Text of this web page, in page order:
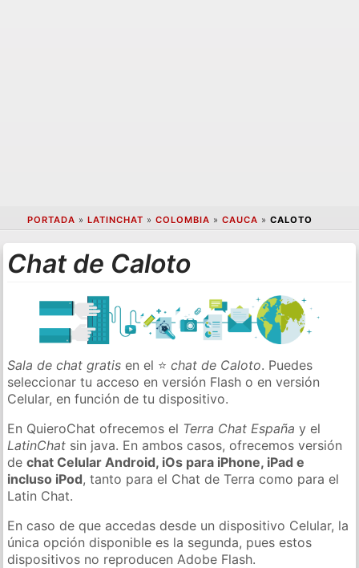
PORTADA » LATINCHAT » COLOMBIA » CAUCA » CALOTO
Chat de Caloto
Sala de chat gratis en el ⭐chat de Caloto. Puedes
seleccionar tu acceso en versión Flash o en versión
Celular, en función de tu dispositivo.
En QuieroChat ofrecemos el Terra Chat España y el
LatinChat sin java. En ambos casos, ofrecemos versión
dechat Celular Android, iOs para iPhone, iPad e
incluso iPod, tanto para el Chat de Terra como para el
Latin Chat.
En caso de que accedas desde un dispositivo Celular, la
única opción disponible es la segunda, pues estos
dispositivos no reproducen Adobe Flash.